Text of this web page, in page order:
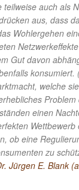
teilweise auch als
aus, dass
Wohlergehen
Gut davon
welche
Problem
einen
ob eine
zu
Jürgen E. Blank